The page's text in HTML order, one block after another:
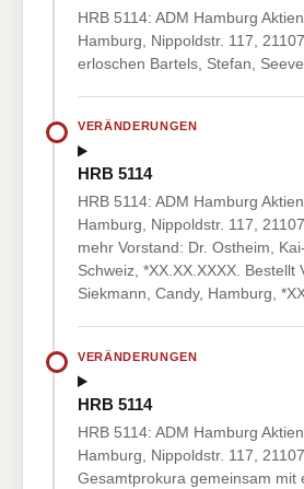
HRB 5114: ADM Hamburg
Hamburg, Nippoldstr. 117,
erloschen Bartels, Stefan,
VERÄNDERUNGEN
HRB 5114
HRB 5114: ADM Hamburg
Hamburg, Nippoldstr. 117,
mehr Vorstand: Dr. Ostheim,
Schweiz, *XX.XX.XXXX. Bestellt
Siekmann, Candy, Hamburg,
VERÄNDERUNGEN
HRB 5114
HRB 5114: ADM Hamburg
Hamburg, Nippoldstr. 117,
Gesamtprokura gemeinsam mit